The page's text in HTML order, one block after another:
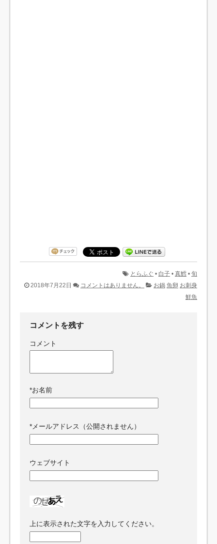
とらふぐ • 白子 • 真鱈 • 旬
2018年7月22日
コメントはありません。 お鍋 魚卵 お刺身
鮮魚
コメントを残す
コメント
*お名前
*メールアドレス（公開されません）
ウェブサイト
上に表示された文字を入力してください。